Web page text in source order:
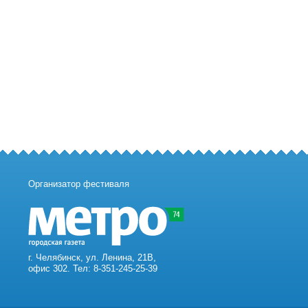
Организатор фестиваля
г. Челябинск, ул. Ленина, 21В,
офис 302. Тел: 8-351-245-25-39